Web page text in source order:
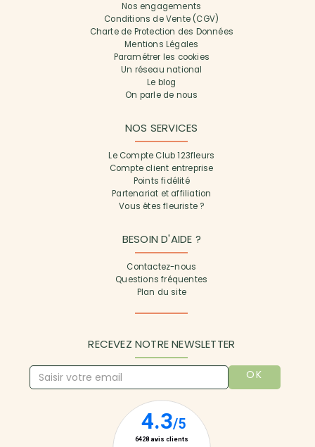
Nos engagements
Conditions de Vente (CGV)
Charte de Protection des Données
Mentions Légales
Paramétrer les cookies
Un réseau national
Le blog
On parle de nous
NOS SERVICES
Le Compte Club 123fleurs
Compte client entreprise
Points fidélité
Partenariat et affiliation
Vous êtes fleuriste ?
BESOIN D'AIDE ?
Contactez-nous
Questions fréquentes
Plan du site
RECEVEZ NOTRE NEWSLETTER
OK